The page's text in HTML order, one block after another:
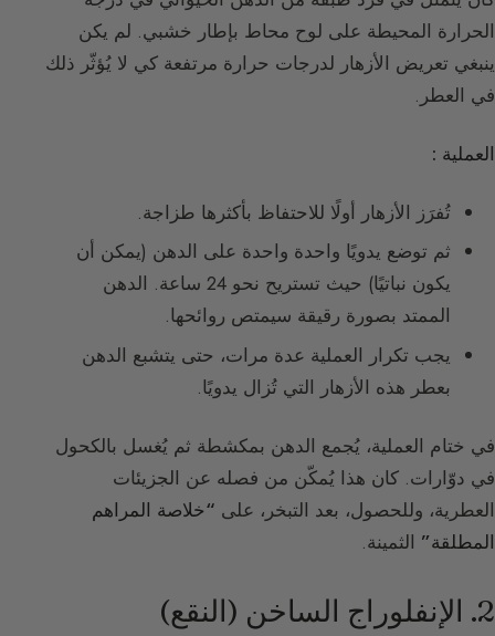
الحرارة المحيطة على لوح محاط بإطار خشبي. لم يكن
ينبغي تعريض الأزهار لدرجات حرارة مرتفعة كي لا يُؤثّر ذلك
في العطر.
العملية :
تُفرَز الأزهار أولًا للاحتفاظ بأكثرها طزاجة.
ثم توضع يدويًا واحدة واحدة على الدهن (يمكن أن
يكون نباتيًا) حيث تستريح نحو 24 ساعة. الدهن
الممتد بصورة رقيقة سيمتص روائحها.
يجب تكرار العملية عدة مرات، حتى يتشبع الدهن
بعطر هذه الأزهار التي تُزال يدويًا.
في ختام العملية، يُجمع الدهن بمكشطة ثم يُغسل بالكحول
في دوّارات. كان هذا يُمكّن من فصله عن الجزيئات
العطرية، وللحصول، بعد التبخر، على “خلاصة المراهم
المطلقة” الثمينة.
2. الإنفلوراج الساخن (النقع)